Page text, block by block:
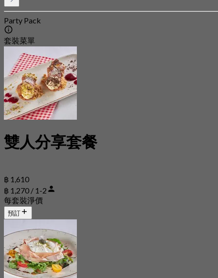
Party Pack
套裝菜單
雙人分享套餐
฿ 1,610
฿ 1,270 / 1-2
每套裝淨價
預訂